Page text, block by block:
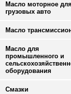
Масло моторное для
грузовых авто
Масло
Масло для
промышленного и
оборудования
Смазки